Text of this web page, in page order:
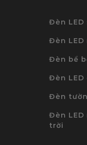
Đèn LED
Đèn LED
Đèn bể
Đèn LED
Đèn
Đèn
trời